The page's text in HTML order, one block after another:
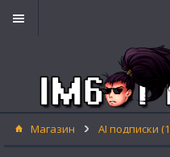
Магазин AI подписки